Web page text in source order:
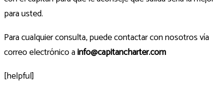
para usted.
Para cualquier consulta, puede contactar con nosotros vía
correo electrónico ainfo@capitancharter.com
[helpful]